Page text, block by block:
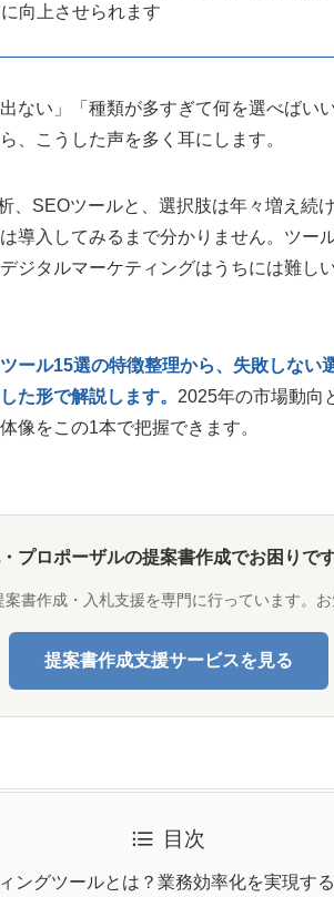
向上させられます
出ない」「種類が多すぎて何を選べば
、こうした声を多く耳にします。
、SEOツールと、選択肢は年々増え続
導入してみるまで分かりません。ツー
ジタルマーケティングはうちには難し
ール15選の特徴整理から、失敗しない
た形で解説します。 2025年の市場動向
像をこの1本で把握できます。
プロポーザルの提案書作成でお困りで
書作成・入札支援を専門に行っています。お
提案書作成支援サービスを見る
目次
ングツールとは？業務効率化を実現す